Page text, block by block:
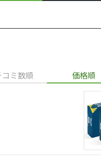
コミ数順 価格順